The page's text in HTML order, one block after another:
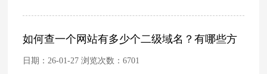
如何查一个网站有多少个二级域名？有哪些方
日期：26-01-27 浏览次数：6701